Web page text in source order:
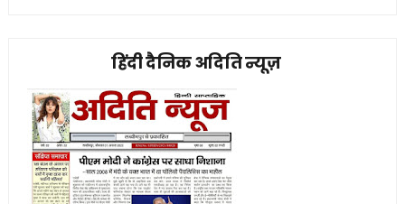
हिंदी दैनिक अदिति न्यूज़